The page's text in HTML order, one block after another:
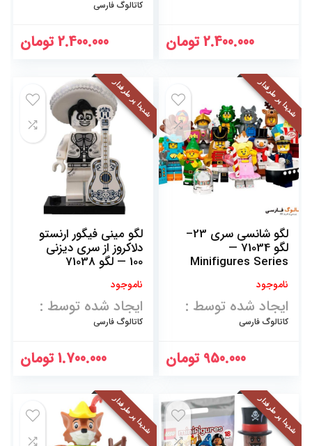
2.400.000تومان
کاتالوگ فارسی
2.400.000تومان
شدیدا پر طرفدار
لگو شانسی سری 23–
لگو 71034 —
Minifigures Series
23
ناموجود
ایجاد شده توسط :
کاتالوگ فارسی
950.000 تومان
شدیدا پر طرفدار
لگو مینی فیگور ارنستو
دلاکروز از سری دیزنی
100 — لگو 71038
ناموجود
ایجاد شده توسط :
کاتالوگ فارسی
1.700.000تومان
شدیدا پر طرفدار شدیدا پر طرفدار